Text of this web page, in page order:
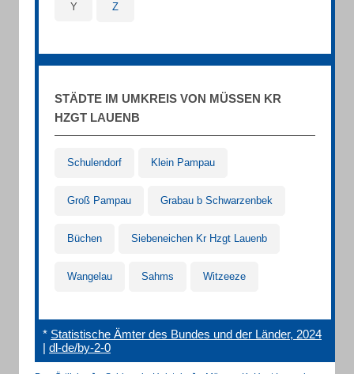
Y Z
STÄDTE IM UMKREIS VON MÜSSEN KR
HZGT LAUENB
Schulendorf Klein Pampau
Groß Pampau Grabau b Schwarzenbek
Büchen Siebeneichen Kr Hzgt Lauenb
Wangelau Sahms Witzeeze
* Statistische Ämter des Bundes und der Länder, 2024
| dl-de/by-2-0